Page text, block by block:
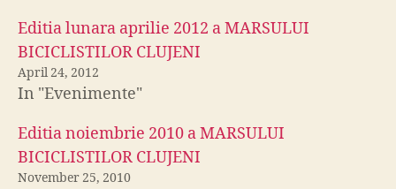
Editia lunara aprilie 2012 a MARSULUI
BICICLISTILOR CLUJENI
April 24, 2012
In "Evenimente"
Editia noiembrie 2010 a MARSULUI
BICICLISTILOR CLUJENI
November 25, 2010